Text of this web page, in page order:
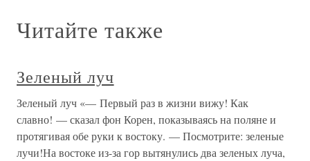
Читайте также
Зеленый луч
Зеленый луч «— Первый раз в жизни вижу! Как
славно! — сказал фон Корен, показываясь на поляне и
протягивая обе руки к востоку. — Посмотрите: зеленые
лучи!На востоке из-за гор вытянулись два зеленых луча,